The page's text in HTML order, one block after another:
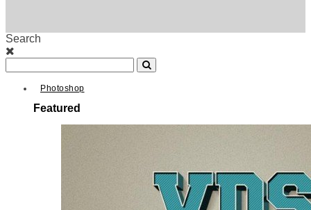
Search
Photoshop
Featured